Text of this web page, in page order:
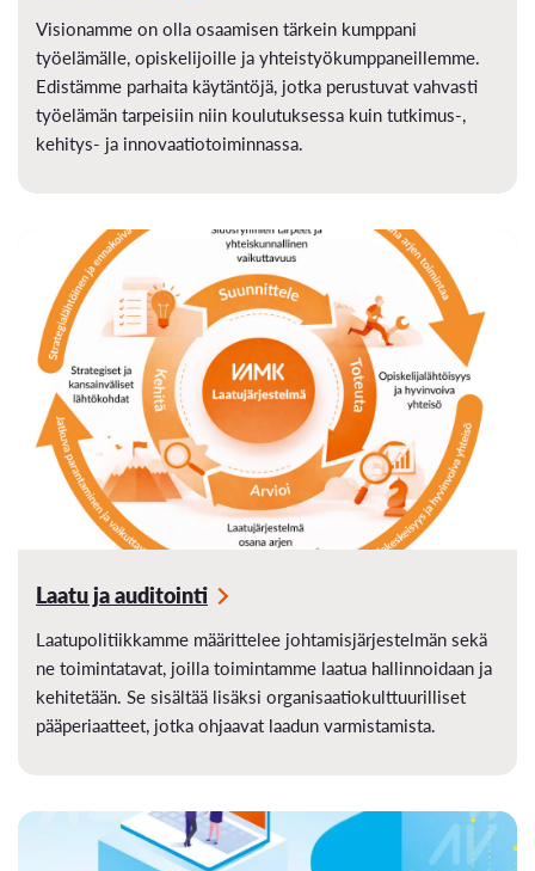
Visionamme on olla osaamisen tärkein kumppani
työelämälle, opiskelijoille ja yhteistyökumppaneillemme.
Edistämme parhaita käytäntöjä, jotka perustuvat vahvasti
työelämän tarpeisiin niin koulutuksessa kuin tutkimus-,
kehitys- ja innovaatiotoiminnassa.
Laatu ja auditointi
Laatupolitiikkamme määrittelee johtamisjärjestelmän sekä
ne toimintatavat, joilla toimintamme laatua hallinnoidaan ja
kehitetään. Se sisältää lisäksi organisaatiokulttuurilliset
pääperiaatteet, jotka ohjaavat laadun varmistamista.